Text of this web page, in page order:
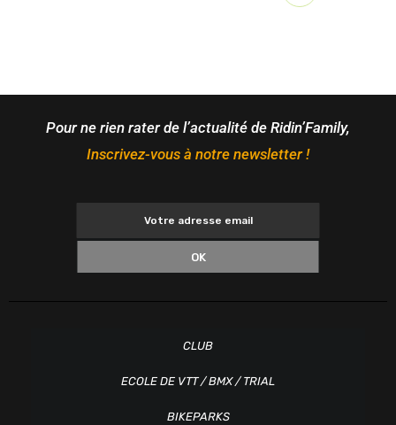
Pour ne rien rater de l’actualité de Ridin’Family,
Inscrivez-vous à notre newsletter !
OK
CLUB
ECOLE DE VTT / BMX / TRIAL
BIKEPARKS